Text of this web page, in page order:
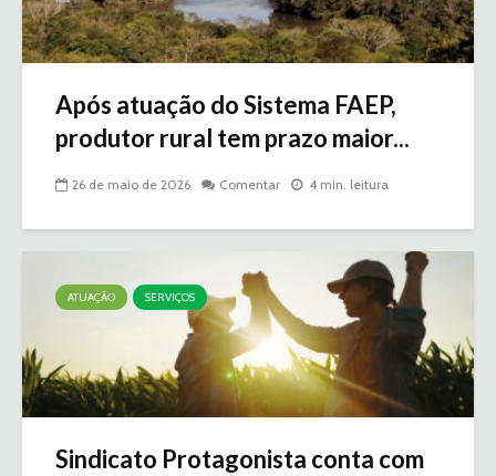
Após atuação do Sistema FAEP,
produtor rural tem prazo maior...
26 de maio de 2026 Comentar 4 min. leitura
ATUAÇÃO SERVIÇOS
Sindicato Protagonista conta com